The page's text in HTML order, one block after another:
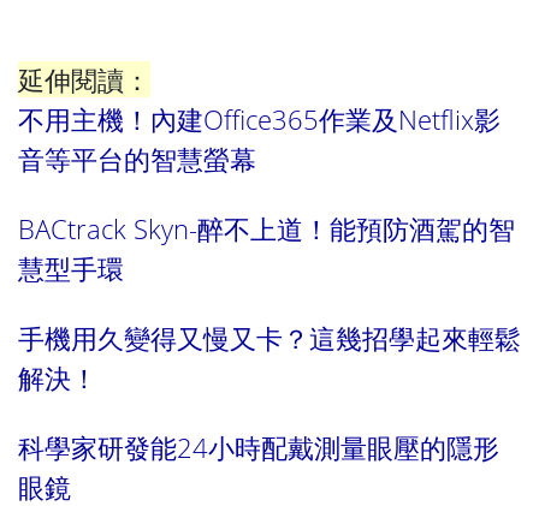
延伸閱讀：
不用主機！內建Office365作業及Netflix影
音等平台的智慧螢幕
BACtrack Skyn-醉不上道！能預防酒駕的智
慧型手環
手機用久變得又慢又卡？這幾招學起來輕鬆
解決！
科學家研發能24小時配戴測量眼壓的隱形
眼鏡